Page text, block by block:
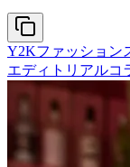
Y2Kファッション
エディトリアルコ